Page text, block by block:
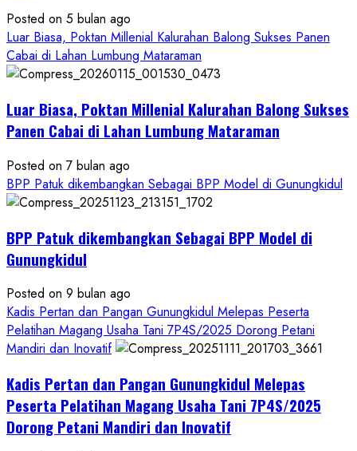
Singkong
Wujudkan
Ketahanan
Pangan
Petani
Posted on 5 bulan ago
Luar Biasa, Poktan Millenial Kalurahan Balong Sukses Panen
Cabai di Lahan Lumbung Mataraman
Luar Biasa, Poktan Millenial Kalurahan Balong Sukses
Panen Cabai di Lahan Lumbung Mataraman
Posted on 7 bulan ago
BPP Patuk dikembangkan Sebagai BPP Model di Gunungkidul
BPP Patuk dikembangkan Sebagai BPP Model di
Gunungkidul
Posted on 9 bulan ago
Kadis Pertan dan Pangan Gunungkidul Melepas Peserta
Pelatihan Magang Usaha Tani 7P4S/2025 Dorong Petani
Mandiri dan Inovatif
Kadis Pertan dan Pangan Gunungkidul Melepas
Peserta Pelatihan Magang Usaha Tani 7P4S/2025
Dorong Petani Mandiri dan Inovatif